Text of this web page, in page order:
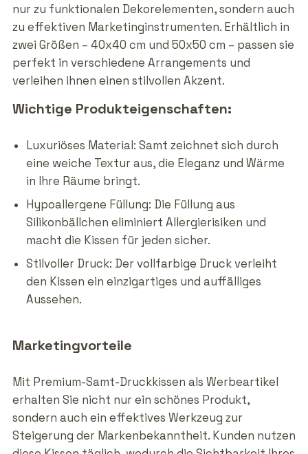
nur zu funktionalen Dekorelementen, sondern auch
zu effektiven Marketinginstrumenten. Erhältlich in
zwei Größen – 40x40 cm und 50x50 cm – passen sie
perfekt in verschiedene Arrangements und
verleihen ihnen einen stilvollen Akzent.
Wichtige Produkteigenschaften:
Luxuriöses Material: Samt zeichnet sich durch
eine weiche Textur aus, die Eleganz und Wärme
in Ihre Räume bringt.
Hypoallergene Füllung: Die Füllung aus
Silikonbällchen eliminiert Allergierisiken und
macht die Kissen für jeden sicher.
Stilvoller Druck: Der vollfarbige Druck verleiht
den Kissen ein einzigartiges und auffälliges
Aussehen.
Marketingvorteile
Mit Premium-Samt-Druckkissen als Werbeartikel
erhalten Sie nicht nur ein schönes Produkt,
sondern auch ein effektives Werkzeug zur
Steigerung der Markenbekanntheit. Kunden nutzen